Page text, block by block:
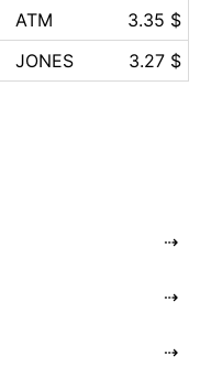
ATM
3.35 $
JONES 3.27 $